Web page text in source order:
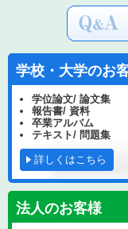
学校・大学のお
学位論文/ 論文集
報告書/ 資料
卒業アルバム
テキスト/ 問題集
詳しくはこちら
法人のお客様